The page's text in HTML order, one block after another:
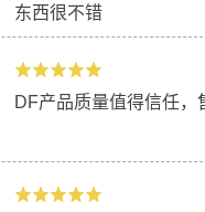
东西很不错
DF产品质量值得信任，